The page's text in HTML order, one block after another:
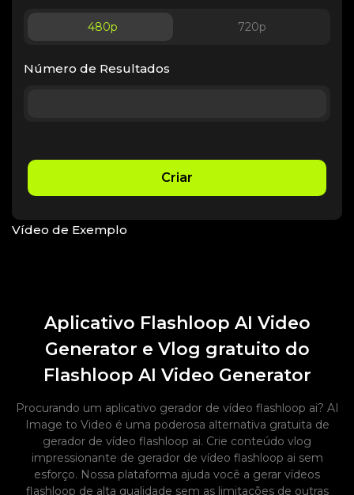
480p 720p
Número de Resultados
Criar
Vídeo de Exemplo
Aplicativo Flashloop AI Video
Generator e Vlog gratuito do
Flashloop AI Video Generator
Procurando um aplicativo gerador de vídeo flashloop ai? AI
Image to Video é uma poderosa alternativa gratuita de
gerador de vídeo flashloop ai. Crie conteúdo vlog
impressionante de gerador de vídeo flashloop ai sem
esforço. Nossa plataforma ajuda você a gerar vídeos
flashloop de alta qualidade sem as limitações de outras